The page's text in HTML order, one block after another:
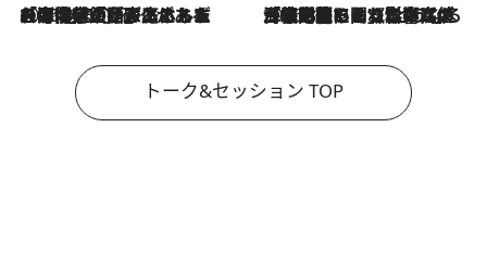
2026.8.3
「今後値上げがあるとすれば…」「リスクがあるのは今年の冬」エネルギー専門家が語る、ホルムズ海峡封鎖が家庭にもたらす“ある心配” 2026.8.3
「住宅建てられない…」「サーチャージ料の高値が続いている」ホルムズ海峡封鎖による影響はいつまで続く？《エネルギー専門家に聞く“どうなる日本の暮らし”》
トーク&セッション TOP